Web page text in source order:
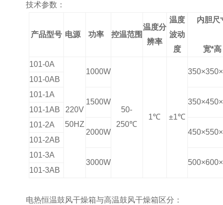
技术参数：
产品型号 电源 功率 控温范围
温度分
辨率
温度
波动
度
内胆尺
宽*高
101-0A
220V
50HZ
1000W
50-
250℃
1℃ ±1℃
101-0AB
101-1A
1500W
101-1AB
101-2A
2000W
101-2AB
101-3A
3000W
101-3AB
电热恒温鼓风干燥箱与高温鼓风干燥箱区分：